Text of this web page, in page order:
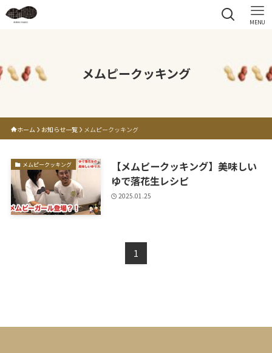
MENU
メムピークッキング
ホーム お知らせ一覧 メムピークッキング
メムピークッキング
【メムピークッキング】美味しい
ゆで落花生レシピ
2025.01.25
1